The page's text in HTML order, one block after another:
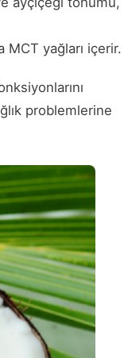
MCT yağları içerir.
problemlerine